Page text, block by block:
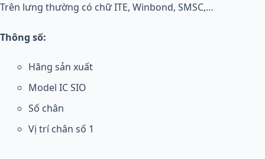
Trên lưng thường có chữ ITE, Winbond, SMSC,…
Thông số:
Hãng sản xuất
Model IC SIO
Số chân
Vị trí chân số 1